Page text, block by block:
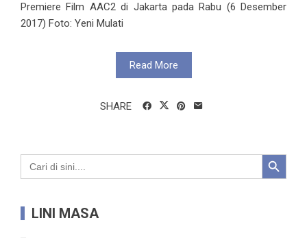
Premiere Film AAC2 di Jakarta pada Rabu (6 Desember
2017) Foto: Yeni Mulati
Read More
SHARE
Search
for:
Search Button
LINI MASA